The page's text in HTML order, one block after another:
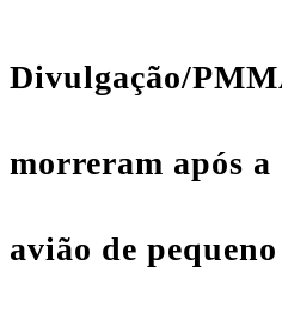
Divulgação/
morreram após a
avião de